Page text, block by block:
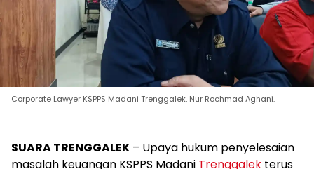
Corporate Lawyer KSPPS Madani Trenggalek, Nur Rochmad Aghani.
SUARA TRENGGALEK – Upaya hukum penyelesaian
masalah keuangan KSPPS Madani Trenggalek terus